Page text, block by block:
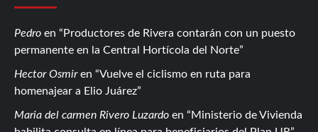
Pedro en
Productores de Rivera contarán con un puesto
permanente en la Central Hortícola del Norte
Hector Osmiren
Vuelve el ciclismo en ruta para
homenajear a Elio Juárez
Maria del carmen Rivero Luzardo en
Ministerio de Vivienda